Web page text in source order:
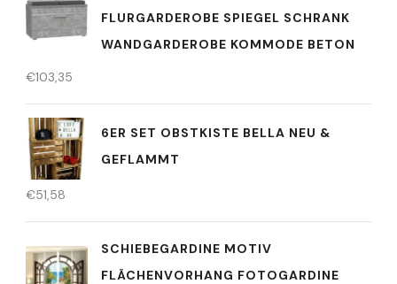
FLURGARDEROBE SPIEGEL SCHRANK
WANDGARDEROBE KOMMODE BETON
€103,35
6ER SET OBSTKISTE BELLA NEU &
GEFLAMMT
€51,58
SCHIEBEGARDINE MOTIV
FLÄCHENVORHANG FOTOGARDINE